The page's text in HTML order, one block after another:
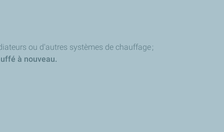
ou d'autres systèmes de chauffage ;
à nouveau.